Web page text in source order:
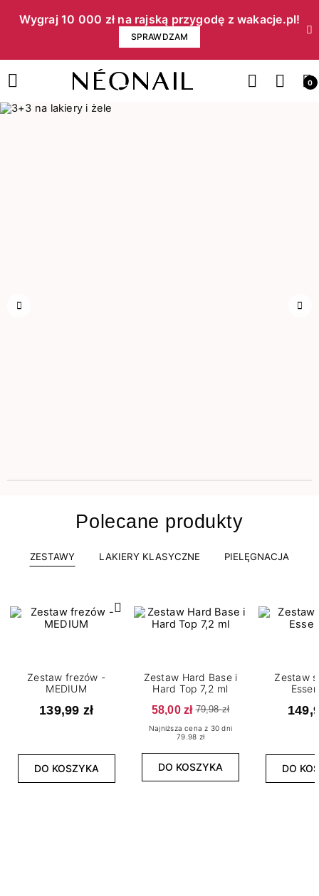
Wygraj 10 000 zł na rajską przygodę z wakacje.pl!​
SPRAWDZAM
0
Polecane produkty
ZESTAWY LAKIERY KLASYCZNE PIELĘGNACJA
Zestaw frezów -
MEDIUM
139,99 zł
DO KOSZYKA
Zestaw Hard Base i
Hard Top 7,2 ml
58,00 zł 79,98 zł
Najniższa cena z 30 dni
79.98 zł
DO KOSZYKA
Zestaw
DO